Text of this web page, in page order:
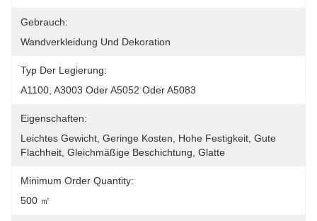
Gebrauch:
Wandverkleidung Und Dekoration
Typ Der Legierung:
A1100, A3003 Oder A5052 Oder A5083
Eigenschaften:
Leichtes Gewicht, Geringe Kosten, Hohe Festigkeit, Gute
Flachheit, Gleichmäßige Beschichtung, Glatte
Minimum Order Quantity:
500 ㎡